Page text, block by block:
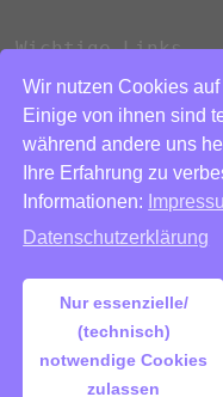
Wichtige Links
Impressum
Kontakt
Über mich
Copyright © 2026
rastlos.de. Mit
Wir nutzen Cookies
Einige von ihnen sind
während andere uns
Ihre Erfahrung zu
Informationen:
Datenschutzerklärung
Nur essenzielle/
(technisch)
notwendige Cookies
zulassen